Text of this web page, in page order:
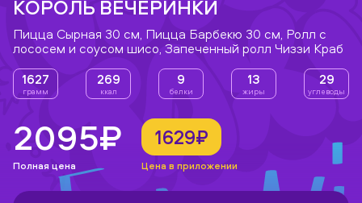
КОРОЛЬ ВЕЧЕРИНКИ
Пицца Сырная 30 см, Пицца Барбекю 30 см, Ролл с
лососем и соусом шисо, Запеченный ролл Чиззи Краб
1627
грамм
269
ккал
9
белки
13
жиры
29
углеводы
2095₽
Полная цена
1629₽
Цена в приложении